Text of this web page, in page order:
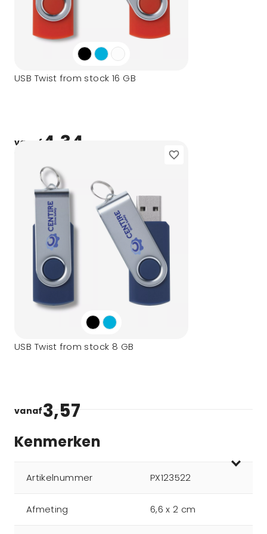
USB Twist from stock 16 GB
vanaf 4,34
USB Twist from stock 8 GB
vanaf3,57
Kenmerken
Artikelnummer PX123522
Afmeting 6,6 x 2 cm